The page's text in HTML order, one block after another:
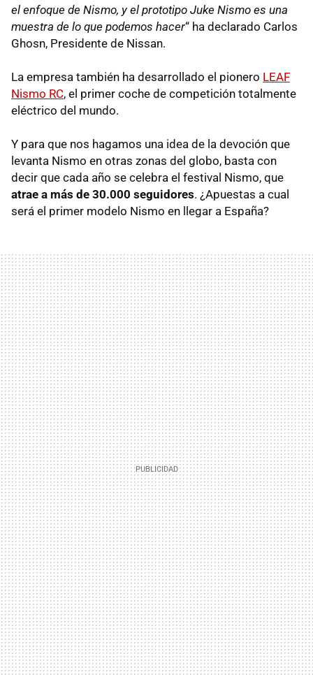
el enfoque de Nismo, y el prototipo Juke Nismo es una
muestra de lo que podemos hacer“ ha declarado Carlos
Ghosn, Presidente de Nissan.
La empresa también ha desarrollado el pionero LEAF
Nismo RC, el primer coche de competición totalmente
eléctrico del mundo.
Y para que nos hagamos una idea de la devoción que
levanta Nismo en otras zonas del globo, basta con
decir que cada año se celebra el festival Nismo, que
atrae a más de 30.000 seguidores. ¿Apuestas a cual
será el primer modelo Nismo en llegar a España?